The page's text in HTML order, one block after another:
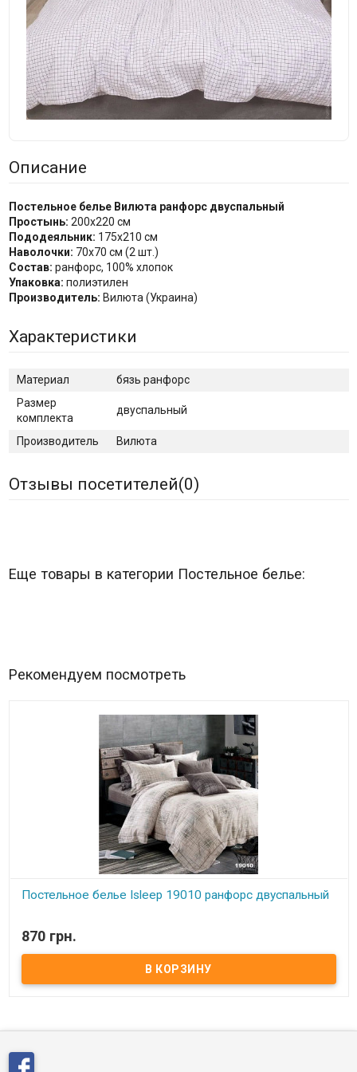
Описание
Постельное белье Вилюта ранфорс двуспальный
Простынь: 200x220 см
Пододеяльник: 175х210 см
Наволочки: 70x70 см (2 шт.)
Состав: ранфорс, 100% хлопок
Упаковка: полиэтилен
Производитель: Вилюта (Украина)
Характеристики
Материал
бязь ранфорс
Размер
комплекта
двуспальный
Производитель Вилюта
Отзывы посетителей(0)
Еще товары в категории Постельное белье:
Рекомендуем посмотреть
Постельное белье Isleep 19010 ранфорс двуспальный
200x220 см Пододеяльник: 175x210 см Наволочки: 50x70 см (2
шт.) Состав: ранфорс, 100% хлопок Упаковка: плотный
870 грн.